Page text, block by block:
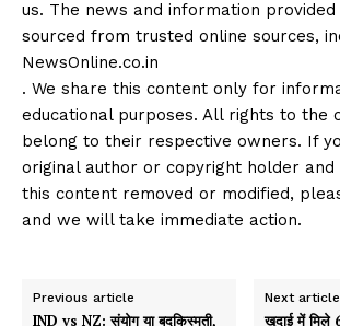
us. The news and information
sourced from trusted online sources,
NewsOnline.co.in
. We share this content only for
educational purposes. All rights to the
belong to their respective owners. If
original author or copyright holder and
this content removed or modified,
and we will take immediate action.
Previous article
IND vs NZ: संयोग या बदकिस्मती,
Next article
खुदाई में मिले